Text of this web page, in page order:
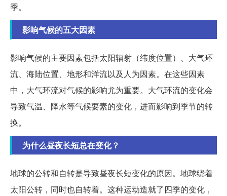
季。
影响气候的五大因素
影响气候的主要因素包括太阳辐射（纬度位置）、大气环
流、海陆位置、地形和洋流以及人为因素。在这些因素
中，大气环流对气候的影响尤为重要。大气环流的变化会
导致气温、降水等气候要素的变化，进而影响到季节的转
换。
为什么昼夜长短总在变化？
地球的公转和自转是导致昼夜长短变化的原因。地球绕着
太阳公转，同时也自转着。这种运动造就了四季的变化，